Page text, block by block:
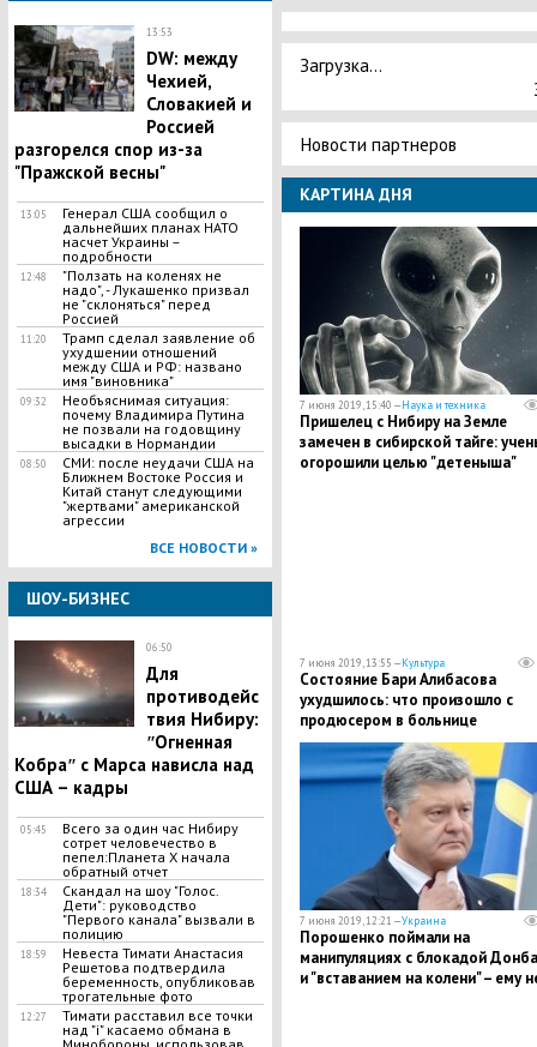
13:53
DW: между
Чехией,
Словакией и
Россией
разгорелся спор из-за
"Пражской весны"
13:05
Генерал США сообщил о
дальнейших планах НАТО
насчет Украины –
подробности
12:48
​"Ползать на коленях не
надо", - Лукашенко призвал
не "склоняться" перед
Россией
11:20
Трамп сделал заявление об
ухудшении отношений
между США и РФ: названо
имя "виновника"
09:32
Необъяснимая ситуация:
почему Владимира Путина
не позвали на годовщину
высадки в Нормандии
08:50
СМИ: после неудачи США на
Ближнем Востоке Россия и
Китай станут следующими
"жертвами" американской
агрессии
ВСЕ НОВОСТИ »
ШОУ-БИЗНЕС
06:50
Для
противодейс
твия Нибиру:
ʺОгненная
Кобраʺ с Марса нависла над
США – кадры
05:45
Всего за один час Нибиру
сотрет человечество в
пепел:Планета Х начала
обратный отчет
18:34
​Скандал на шоу "Голос.
Дети": руководство
"Первого канала" вызвали в
полицию
18:59
Невеста Тимати Анастасия
Решетова подтвердила
беременность, опубликовав
трогательные фото
12:27
​Тимати расставил все точки
над "i" касаемо обмана в
Загрузка...
Новости партнеров
КАРТИНА ДНЯ
7 июня 2019, 15:40 —Наука и техника
Пришелец с Нибиру на Земле
замечен в сибирской тайге:
огорошили целью "детеныша"
7 июня 2019, 13:55 —Культура
Состояние Бари Алибасова
ухудшилось: что произошло с
продюсером в больнице
7 июня 2019, 12:21 —Украина
Порошенко поймали на
манипуляциях с блокадой
и "вставанием на колени" – ему